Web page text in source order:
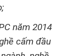
năm 2014
cấm đầu